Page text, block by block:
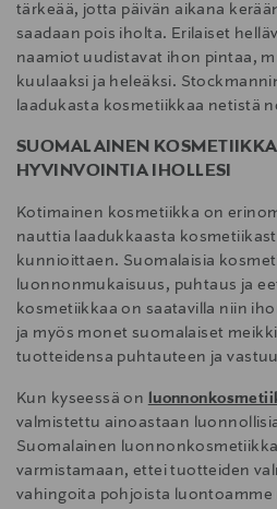
tärkeää, jotta päivän aikana
saadaan pois iholta. Erilaiset
naamiot uudistavat ihon pintaa,
kuulaaksi ja heleäksi.
laadukasta kosmetiikkaa netistä
SUOMALAINEN
HYVINVOINTIA IHOLLESI
Kotimainen kosmetiikka on
nauttia laadukkaasta
kunnioittaen. Suomalaisia
luonnonmukaisuus, puhtaus ja
kosmetiikkaa on saatavilla niin
ja myös monet suomalaiset
tuotteidensa puhtauteen ja
Kun kyseessä on
valmistettu ainoastaan
Suomalainen
varmistamaan, ettei tuotteiden
vahingoita pohjoista luontoamme